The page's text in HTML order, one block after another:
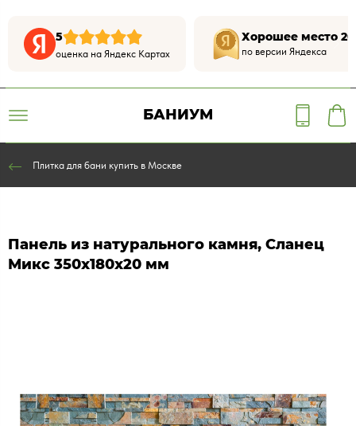
5
оценка на Яндекс Картах
Хорошее место
по версии Яндекса
БАНИУМ
Плитка для бани купить в Москве
Панель из натурального камня, Сланец
Микс 350х180х20 мм